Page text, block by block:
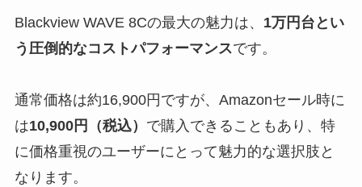
Blackview WAVE 8Cの最大の魅力は、 1万円台とい
う圧倒的なコストパフォーマンスです。
通常価格は約16,900円ですが、Amazonセール時に
は10,900円（税込） で購入できることもあり、特
に価格重視のユーザーにとって魅力的な選択肢と
なります。